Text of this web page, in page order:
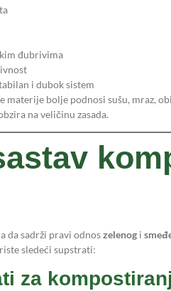
đubrivima
i dubok sistem
materije bolje podnosi sušu, mraz,
na veličinu zasada.
da sadrži pravi odnoszelenog i
sledeći supstrati:
za